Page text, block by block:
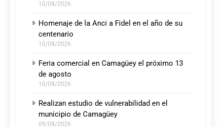
10/08/2026
Homenaje de la Anci a Fidel en el año de su
centenario
10/08/2026
Feria comercial en Camagüey el próximo 13
de agosto
10/08/2026
Realizan estudio de vulnerabilidad en el
municipio de Camagüey
09/08/2026